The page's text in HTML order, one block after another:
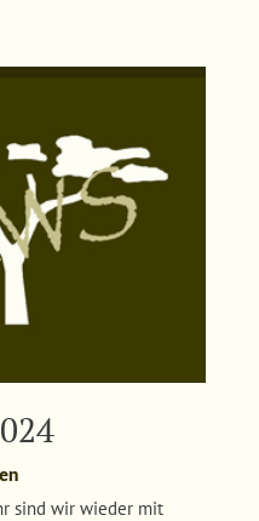
sind wir wieder mit